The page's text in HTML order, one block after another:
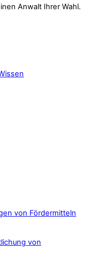
Anwalt Ihrer Wahl.
von Fördermitteln
von